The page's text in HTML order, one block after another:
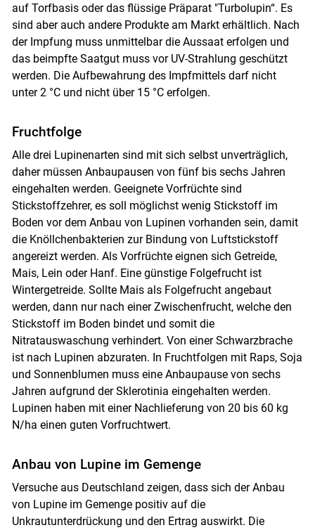
auf Torfbasis oder das flüssige Präparat "Turbolupin“. Es
sind aber auch andere Produkte am Markt erhältlich. Nach
der Impfung muss unmittelbar die Aussaat erfolgen und
das beimpfte Saatgut muss vor UV-Strahlung geschützt
werden. Die Aufbewahrung des Impfmittels darf nicht
unter 2 °C und nicht über 15 °C erfolgen.
Fruchtfolge
Alle drei Lupinenarten sind mit sich selbst unverträglich,
daher müssen Anbaupausen von fünf bis sechs Jahren
eingehalten werden. Geeignete Vorfrüchte sind
Stickstoffzehrer, es soll möglichst wenig Stickstoff im
Boden vor dem Anbau von Lupinen vorhanden sein, damit
die Knöllchenbakterien zur Bindung von Luftstickstoff
angereizt werden. Als Vorfrüchte eignen sich Getreide,
Mais, Lein oder Hanf. Eine günstige Folgefrucht ist
Wintergetreide. Sollte Mais als Folgefrucht angebaut
werden, dann nur nach einer Zwischenfrucht, welche den
Stickstoff im Boden bindet und somit die
Nitratauswaschung verhindert. Von einer Schwarzbrache
ist nach Lupinen abzuraten. In Fruchtfolgen mit Raps, Soja
und Sonnenblumen muss eine Anbaupause von sechs
Jahren aufgrund der Sklerotinia eingehalten werden.
Lupinen haben mit einer Nachlieferung von 20 bis 60 kg
N/ha einen guten Vorfruchtwert.
Anbau von Lupine im Gemenge
Versuche aus Deutschland zeigen, dass sich der Anbau
von Lupine im Gemenge positiv auf die
Unkrautunterdrückung und den Ertrag auswirkt. Die